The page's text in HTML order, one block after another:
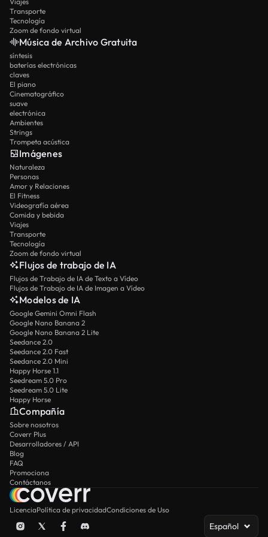
Transporte
Tecnología
Zoom de fondo virtual
Música de Archivo Gratuita
síntesis
baterías electrónicas
claves
El piano
Cinematográfico
suave
electrónica
Ambientes
Strings
Trompeta acústica
Imágenes
Naturaleza
Personas
Amor y Relaciones
El Fitness
Videografía aérea
Comida y bebida
Viajes
Transporte
Tecnología
Zoom de fondo virtual
Flujos de trabajo de IA
Flujos de Trabajo de IA de Texto a Vídeo
Flujos de Trabajo de IA de Imagen a Vídeo
Modelos de IA
Google Gemini Omni Flash
Google Nano Banana 2
Google Nano Banana 2 Lite
Seedance 2.0
Seedance 2.0 Fast
Seedance 2.0 Mini
Happy Horse 1.1
Seedream 5.0 Pro
Seedream 5.0 Lite
Happy Horse
Compañía
Sobre nosotros
Coverr Plus
Desarrolladores / API
Blog
FAQ
Promociona
Contáctanos
LicenciaPolítica de privacidadCondiciones de Uso
Español